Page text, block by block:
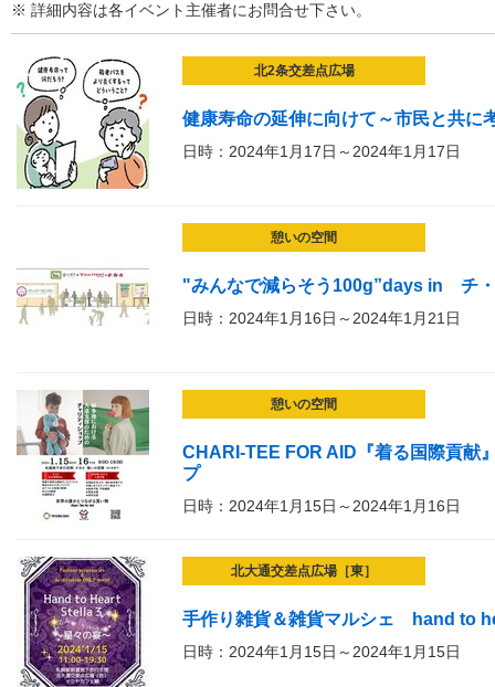
※ 詳細内容は各イベント主催者にお問合せ下さい。
北2条交差点広場
健康寿命の延伸に向けて～市民と共に
日時：2024年1月17日～2024年1月17日
憩いの空間
"みんなで減らそう100g”days in チ
日時：2024年1月16日～2024年1月21日
憩いの空間
CHARI-TEE FOR AID『着る国際貢献
プ
日時：2024年1月15日～2024年1月16日
北大通交差点広場［東］
手作り雑貨＆雑貨マルシェ hand to
日時：2024年1月15日～2024年1月15日